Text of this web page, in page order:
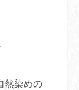
然染めの